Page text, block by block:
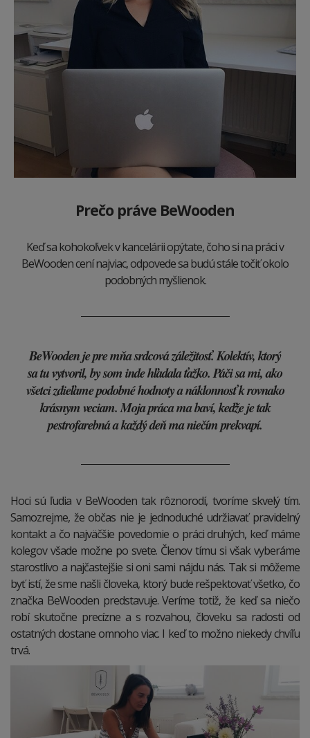
Prečo práve BeWooden
Keď sa kohokoľvek v kancelárii opýtate, čoho si na práci v
BeWooden cení najviac, odpovede sa budú stále točiť okolo
podobných myšlienok.
BeWooden je pre mňa srdcová záležitosť. Kolektív, ktorý
sa tu vytvoril, by som inde hľadala ťažko. Páči sa mi, ako
všetci zdieľame podobné hodnoty a náklonnosť k rovnako
krásnym veciam. Moja práca ma baví, keďže je tak
pestrofarebná a každý deň ma niečím prekvapí.
Hoci sú ľudia v BeWooden tak rôznorodí, tvoríme skvelý tím.
Samozrejme, že občas nie je jednoduché udržiavať pravidelný
kontakt a čo najväčšie povedomie o práci druhých, keď máme
kolegov všade možne po svete. Členov tímu si však vyberáme
starostlivo a najčastejšie si oni sami nájdu nás. Tak si môžeme
byť istí, že sme našli človeka, ktorý bude rešpektovať všetko, čo
značka BeWooden predstavuje. Veríme totiž, že keď sa niečo
robí skutočne precízne a s rozvahou, človeku sa radosti od
ostatných dostane omnoho viac. I keď to možno niekedy chvíľu
trvá.